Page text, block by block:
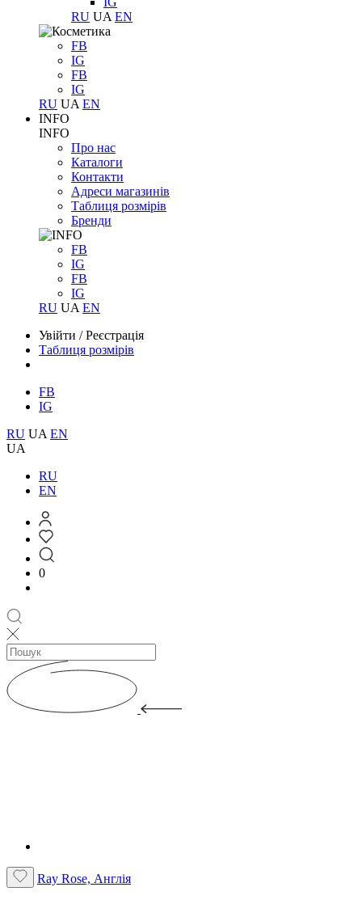
RU UA EN
FB
IG
FB
IG
RU UA EN
INFO
INFO
Про нас
Каталоги
Контакти
Адреси магазинів
Таблиця розмірів
Бренди
FB
IG
FB
IG
RU UA EN
Увійти /Реєстрація
Таблиця розмірів
FB
IG
RU UA EN
UA
RU
EN
0
Ray Rose, Англія